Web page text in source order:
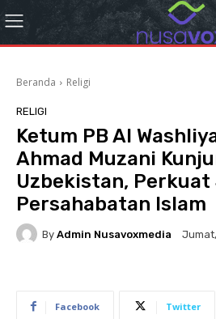
Beranda Religi
RELIGI
Ketum PB Al
Ahmad Muzani
Uzbekistan, Perkuat
Persahabatan Islam
By Admin Nusavoxmedia
Facebook Twitter